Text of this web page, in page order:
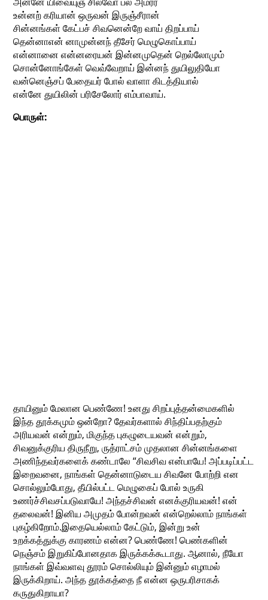
உன்னற் கரியான் ஒருவன் இருஞ்சீரான்
சின்னங்கள் கேட்பச் சிவனென்றே வாய் திறப்பாய்
தென்னாஎன் னாமுன்னந் தீசேர் மெழுகொப்பாய்
என்னானை என்னரையன் இன்னமுதென் றெல்லோமும்
சொன்னோங்கேள் வெவ்வேறாய் இன்னந் துயிலுதியோ
வன்னெஞ்சப் பேதையர் போல் வாளா கிடத்தியால்
என்னே துயிலின் பரிசேலோர் எம்பாவாய்.
பொருள்:
தாயினும் மேலான பெண்ணே! உனது சிறப்புத்தன்மைகளில்
இந்த தூக்கமும் ஒன்றோ? தேவர்களால் சிந்திப்பதற்கும்
அரியவன் என்றும், மிகுந்த புகழுடையவன் என்றும்,
சிவனுக்குரிய திருநீறு, ருத்ராட்சம் முதலான சின்னங்களை
அணிந்தவர்களைக் கண்டாலே “சிவசிவ என்பாயே! அப்படிப்பட்ட
இறைவனை, நாங்கள் தென்னாடுடைய சிவனே போற்றி என
சொல்லும்போது, தீயில்பட்ட மெழுகைப் போல் உருகி
உணர்ச்சிவசப்படுவாயே! அந்தச்சிவன் எனக்குரியவன்! என்
தலைவன்! இனிய அமுதம் போன்றவன் என்றெல்லாம் நாங்கள்
புகழ்கிறோம்.இதையெல்லாம் கேட்டும், இன்று உன்
உறக்கத்துக்கு காரணம் என்ன? பெண்ணே! பெண்களின்
நெஞ்சம் இறுகிப்போனதாக இருக்கக்கூடாது. ஆனால், நீயோ
நாங்கள் இவ்வளவு தூரம் சொல்லியும் இன்னும் எழாமல்
இருக்கிறாய். அந்த தூக்கத்தை நீ என்ன ஒருபரிசாகக்
கருதுகிறாயா?